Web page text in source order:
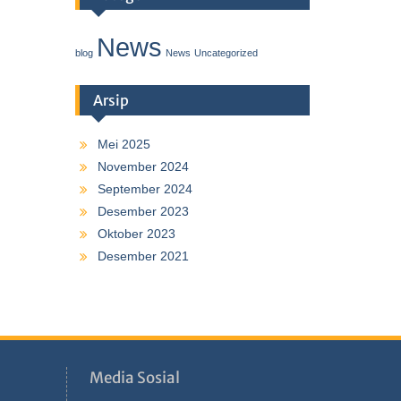
blog News News Uncategorized
Arsip
Mei 2025
November 2024
September 2024
Desember 2023
Oktober 2023
Desember 2021
Media Sosial